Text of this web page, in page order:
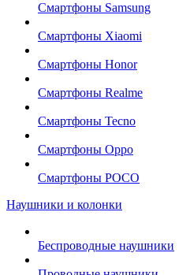
Смартфоны Samsung
Смартфоны Xiaomi
Смартфоны Honor
Смартфоны Realme
Смартфоны Tecno
Смартфоны Oppo
Смартфоны POCO
Наушники и колонки
Беспроводные наушники